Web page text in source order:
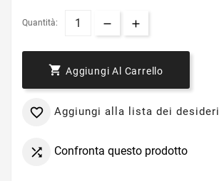
Quantità:
 Aggiungi Al Carrello
 Aggiungi alla lista dei desideri
 Confronta questo prodotto